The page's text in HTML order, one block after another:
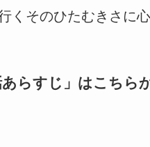
くそのひたむきさに
らすじ 」はこちら